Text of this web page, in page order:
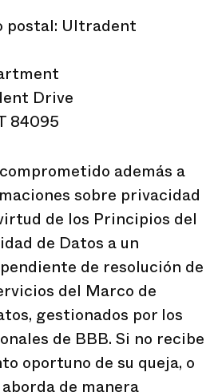
postal: Ultradent
Drive
84095
además a
sobre privacidad
de los Principios del
de Datos a un
de resolución de
del Marco de
gestionados por los
de BBB. Si no recibe
oportuno de su queja, o
de manera